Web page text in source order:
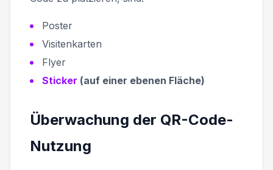
Poster
Visitenkarten
Flyer
Sticker (auf einer ebenen Fläche)
Überwachung der QR-Code-
Nutzung